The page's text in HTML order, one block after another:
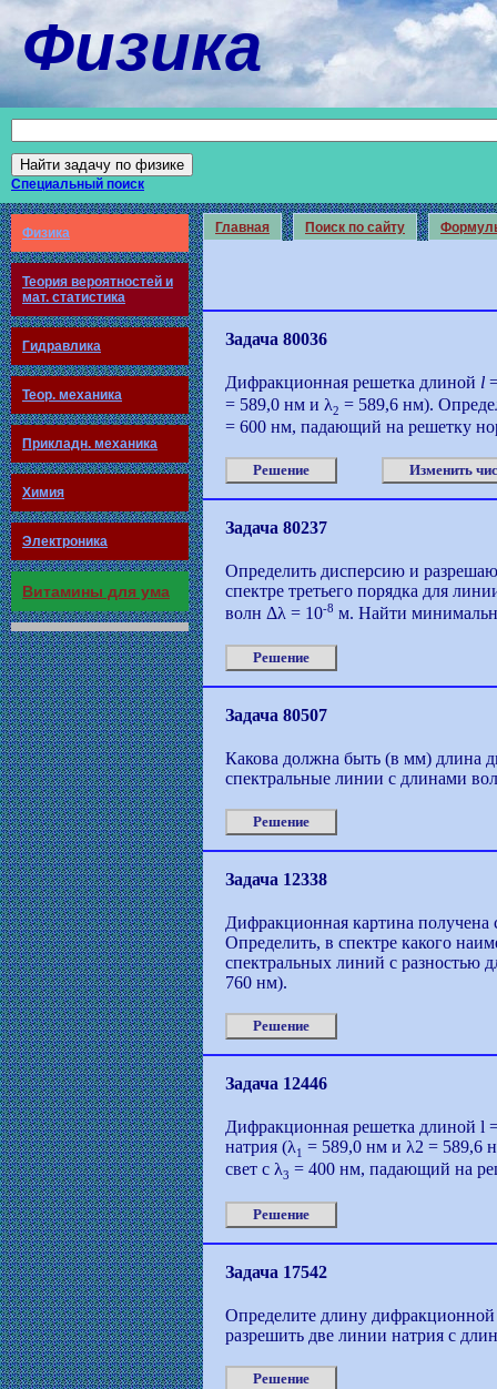
Физика
Специальный поиск
Физика
Теория вероятностей и
мат. статистика
Гидравлика
Теор. механика
Прикладн. механика
Химия
Электроника
Витамины для ума
Главная Поиск по сайту
Задача 80036
Дифракционная решетка длиной l
= 589,0 нм и λ2 = 589,6 нм).
= 600 нм, падающий на решетку
Решение Изменить
Задача 80237
Определить дисперсию и
спектре третьего порядка для
волн Δλ = 10-8 м. Найти
Решение
Задача 80507
Какова должна быть (в мм) длина
спектральные линии с длинами
Решение
Задача 12338
Дифракционная картина
Определить, в спектре какого
спектральных линий с разностью
760 нм).
Решение
Задача 12446
Дифракционная решетка длиной l
натрия (λ1 = 589,0 нм и λ2 = 589,6
свет с λ3 = 400 нм, падающий на
Решение
Задача 17542
Определите длину
разрешить две линии натрия с
Решение